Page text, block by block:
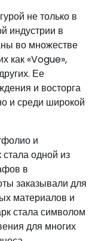
не только в
индустрии в
во множестве
как «Vogue»,
Ее
и восторга
и среди широкой
и
одной из
в
заказывали для
материалов и
стала символом
для многих